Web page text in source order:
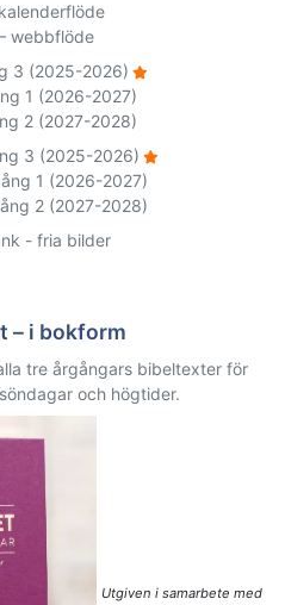
webbflöde
3 (2025-2026)
1 (2026-2027)
2 (2027-2028)
3 (2025-2026)
1 (2026-2027)
2 (2027-2028)
- fria bilder
– i bokform
tre årgångars bibeltexter för
och högtider.
Utgiven i samarbete med